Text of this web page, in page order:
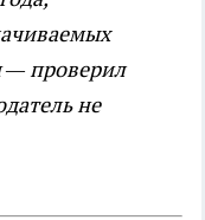
— проверил
не